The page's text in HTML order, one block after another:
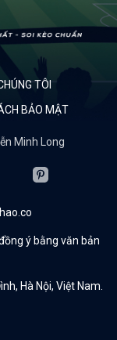
TÔI
BẢO MẬT
Minh Long
ý bằng văn bản
Hà Nội, Việt Nam.